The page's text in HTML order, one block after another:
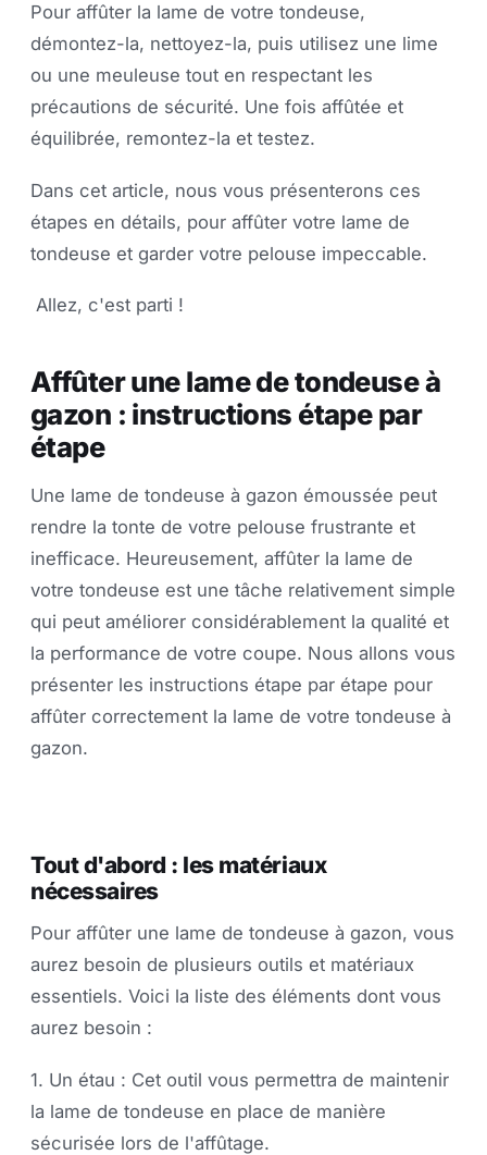
Pour affûter la lame de votre tondeuse,
démontez-la, nettoyez-la, puis utilisez une lime
ou une meuleuse tout en respectant les
précautions de sécurité. Une fois affûtée et
équilibrée, remontez-la et testez.
Dans cet article, nous vous présenterons ces
étapes en détails, pour affûter votre lame de
tondeuse et garder votre pelouse impeccable.
Allez, c'est parti !
Affûter une lame de tondeuse à
gazon : instructions étape par
étape
Une lame de tondeuse à gazon émoussée peut
rendre la tonte de votre pelouse frustrante et
inefficace. Heureusement, affûter la lame de
votre tondeuse est une tâche relativement simple
qui peut améliorer considérablement la qualité et
la performance de votre coupe. Nous allons vous
présenter les instructions étape par étape pour
affûter correctement la lame de votre tondeuse à
gazon.
Tout d'abord : les matériaux
nécessaires
Pour affûter une lame de tondeuse à gazon, vous
aurez besoin de plusieurs outils et matériaux
essentiels. Voici la liste des éléments dont vous
aurez besoin :
1. Un étau : Cet outil vous permettra de maintenir
la lame de tondeuse en place de manière
sécurisée lors de l'affûtage.